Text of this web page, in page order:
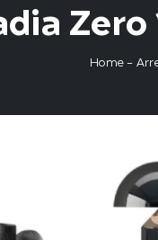
Zero
Home -